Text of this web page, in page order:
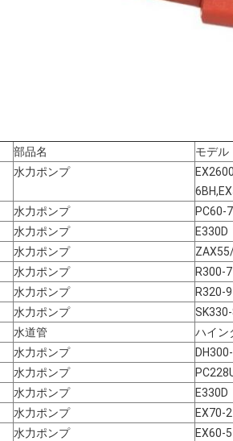
部品名
モデル
水力ポンプ
水力ポンプ
PC60-7
水力ポンプ
E330D
水力ポンプ
水力ポンプ
R300-7
水力ポンプ
R320-9
水力ポンプ
水道管
ハイン
水力ポンプ
水力ポンプ
水力ポンプ
E330D
水力ポンプ
EX70-2
水力ポンプ
EX60-5